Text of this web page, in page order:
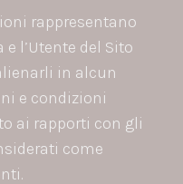
rappresentano
e l’Utente del Sito
in alcun
e condizioni
ai rapporti con gli
come